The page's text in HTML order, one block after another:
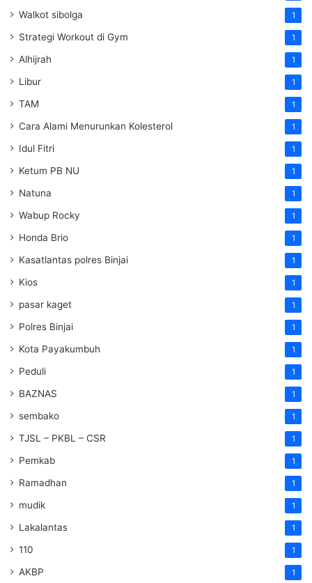
Walkot sibolga 1
Strategi Workout di Gym 1
Alhijrah 1
Libur 1
TAM 1
Cara Alami Menurunkan Kolesterol 1
Idul Fitri 1
Ketum PB NU 1
Natuna 1
Wabup Rocky 1
Honda Brio 1
Kasatlantas polres Binjai 1
Kios 1
pasar kaget 1
Polres Binjai 1
Kota Payakumbuh 1
Peduli 1
BAZNAS 1
sembako 1
TJSL – PKBL – CSR 1
Pemkab 1
Ramadhan 1
mudik 1
Lakalantas 1
110 1
AKBP 1